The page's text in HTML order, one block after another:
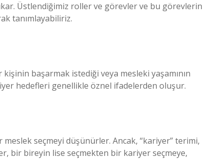
Üstlendiğimiz roller ve görevler ve bu görevlerin
tanımlayabiliriz.
başarmak istediği veya mesleki yaşamının
hedefleri genellikle öznel ifadelerden oluşur.
seçmeyi düşünürler. Ancak, “kariyer” terimi,
bir bireyin lise seçmekten bir kariyer seçmeye,